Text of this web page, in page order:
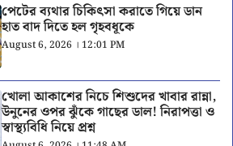
পেটের ব্যথার চিকিৎসা করাতে গিয়ে ডান
হাত বাদ দিতে হল গৃহবধূকে
August 6, 2026 । 12:01 PM
খোলা আকাশের নিচে শিশুদের খাবার রান্না,
উনুনের ওপর ঝুঁকে গাছের ডাল! নিরাপত্তা ও
স্বাস্থ্যবিধি নিয়ে প্রশ্ন